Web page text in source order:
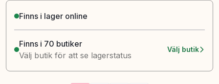
Finns i lager online
Finns i 70 butiker
Välj butik för att se lagerstatus
Välj butik